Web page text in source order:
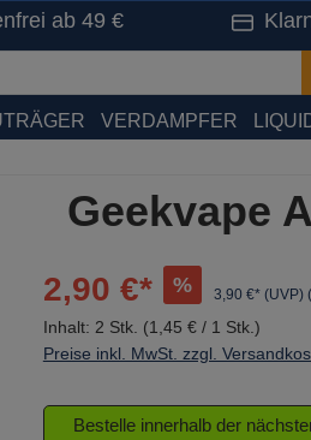
ab 49 €
VERDAMPFER
Geekvape
2,90 €* % 3,90 €* (UVP)
Inhalt: 2 Stk. (1,45 € / 1 Stk.)
Preise inkl. MwSt. zzgl.
Bestelle innerhalb der